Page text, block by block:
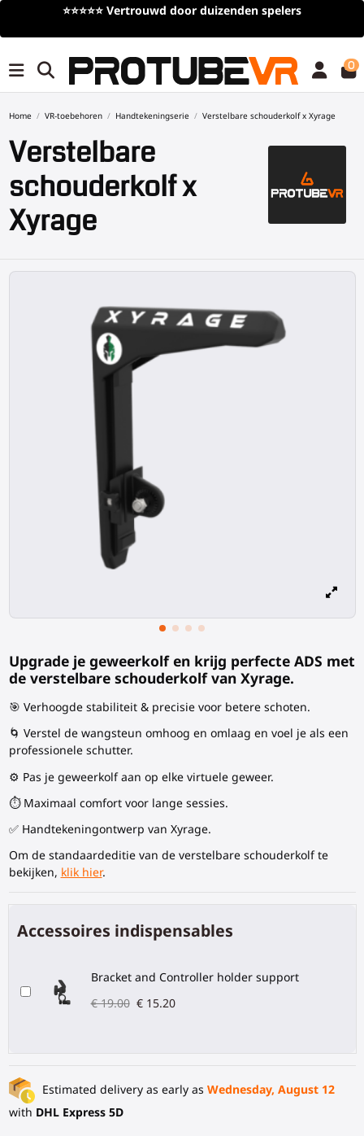
Gratis verzendingbij bestellingen van meer dan
0
Home VR-toebehoren Handtekeningserie Verstelbare schouderkolf x Xyrage
Verstelbare
schouderkolf x
Xyrage
Upgrade je geweerkolfen krijg perfecte ADS met
de verstelbare schouderkolf van Xyrage.
🎯 Verhoogde stabiliteit & precisie voor betere schoten.
🌀 Verstel de wangsteun omhoog en omlaag en voel je als een
professionele schutter.
⚙️ Pas je geweerkolfaan op elke virtuele geweer.
⏱️ Maximaal comfort voor lange sessies.
✅ Handtekeningontwerp van Xyrage.
Om de standaardeditie van de verstelbare schouderkolf te
bekijken, klik hier.
Accessoires indispensables
Bracket and Controller holder support
€ 19.00 € 15.20
Estimated delivery as early as Wednesday, August 12
with DHL Express 5D